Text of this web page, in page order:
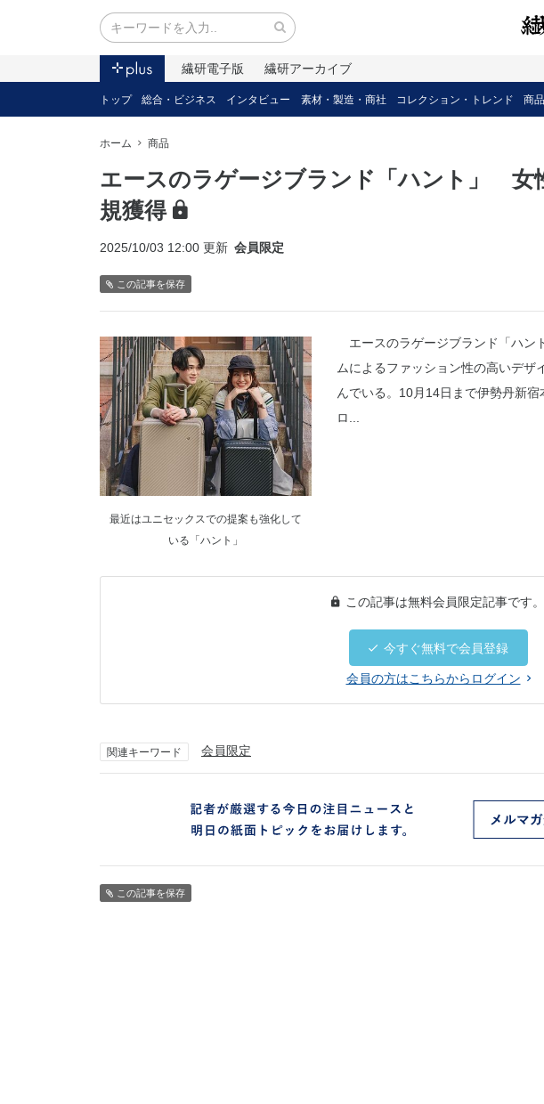
繊研電子版 繊研アーカイブ
トップ 総合・ビジネス インタビュー 素材・製造・商社 コレクション・トレンド 商品
ホーム 商品
エースのラゲージブランド「ハント」 女
規獲得
2025/10/03 12:00 更新 会員限定
この記事を保存
最近はユニセックスでの提案も強化して
いる「ハント」
エースのラゲージブランド「ハン
ムによるファッション性の高いデザ
んでいる。10月14日まで伊勢丹新
ロ...
この記事は無料会員限定記事です。
今すぐ無料で会員登録
会員の方はこちらからログイン
関連キーワード 会員限定
この記事を保存